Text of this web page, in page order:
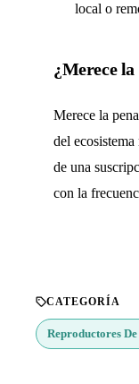
local o
¿Merece la
Merece la
del
de una
con la
CATEGORÍA
Reproductores